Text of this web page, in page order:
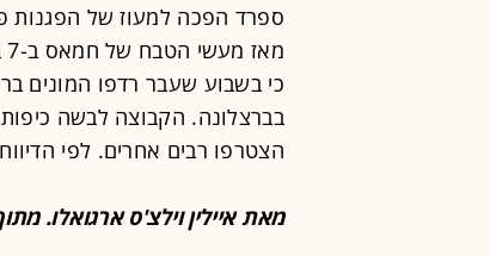
ספרד הפכה למעוז של הפגנות
כי בשבוע שעבר רדפו המונים
בברצלונה. הקבוצה לבשה כיפות
הצטרפו רבים אחרים. לפי
מאת איילין וילצ'ס ארגואלו.